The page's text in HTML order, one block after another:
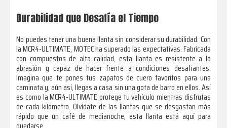
Durabilidad que Desafía el Tiempo
No puedes tener una buena llanta sin considerar su durabilidad. Con
la MCR4-ULTIMATE, MOTEC ha superado las expectativas. Fabricada
con compuestos de alta calidad, esta llanta es resistente a la
abrasión y capaz de hacer frente a condiciones desafiantes.
Imagina que te pones tus zapatos de cuero favoritos para una
caminata y, aún así, llegas a casa sin una gota de barro en ellos. Así
es como la MCR4-ULTIMATE protege tu vehículo mientras disfrutas
de cada kilómetro. Olvídate de las llantas que se desgastan más
rápido que un café de medianoche; esta llanta está aquí para